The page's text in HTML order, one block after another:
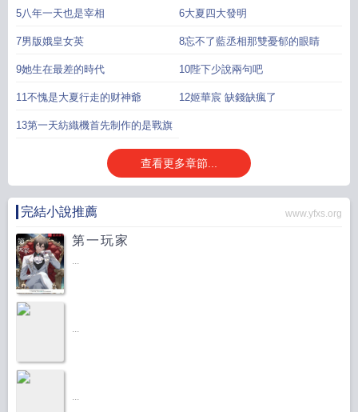
啊！！！ 年輕的狀元郎每次見到姬華宸就像是失去理智一般，旁邊有宮
沒辦法，讓他隨身伴讀……好歹讀點聖賢書吧！ 姿色過人的敵國質子，
穿着單薄衣衫，非要賣身葬父、賣身葬兄、賣身葬弟、賣身葬全家。 姬華宸
的好消息。 還有那意氣風發的少年郎，溫柔繾綣的錦衣衛指揮
使…… 姬華宸：還好朕是皇帝，不然朕要辜負多少真心！三十五歲的姬
脆利落把人弄死的姬華宸：？朕隻是好色，權利不給！謝謝，江山美人，我選江
山！ #有權了我好點色咋了，當社畜的時候沒辦法見一個愛一個，當皇帝了我
試試看唄！ #？男人别這麼物質，你破碎的家庭自己去扛！推推預收文：真把
姐們當漢室？一朝穿越，劉佳爻進了個亂世，好消息，不是已知王朝。 好
字佳爻，乃漢景帝之子中山靖王之後也，今天下大亂，有心掃蕩中原，興復漢
室”。 多好的自我介紹啊，佳爻，好卦，卦象意味着天命，天命在我所以傲
天，劉傲天，多有創意啊！ 結果這夥人真把她叫做劉傲天，也真以為她
要興復漢室！ 不是，你們這裡有漢朝嗎？！ 就這麼一堆人哭着喊着要當
我的謀士、馬前卒、走狗…… 等等，我先做個心理準備，還沒有過造反經
驗…… 後世總是傳她為陛下守貞所以一生沒娶·實則是嫁給國家的白衣卿
是姦妃給陛下當白手套的戶部侍郎：陛下，臣不要一世清譽，隻求常伴陛下左
右。 後世…… 劉佳爻：哈，緋聞對象還有男有女，真把姐們當漢室
5八年一天也是宰相 6大夏四大發明
7男版娥皇女英 8忘不了藍丞相那雙憂郁的眼睛
9她生在最差的時代 10陛下少說兩句吧
11不愧是大夏行走的财神爺 12姬華宸 缺錢缺瘋了
13第一天紡織機首先制作的是戰旗
查看更多章節...
完結小說推薦 www.yfxs.org
第一玩家
...
...
...